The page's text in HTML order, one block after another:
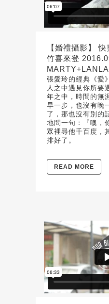
【婚禮攝影】
竹喜來登
張愛玲的經典《愛
人之中遇見你所要
年之中，時間的無
早一步，也沒有晚
了，那也沒有別的
地問一句：『噢，
眾裡尋他千百度，
排好了。
READ MORE